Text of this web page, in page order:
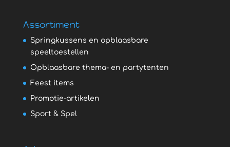
Assortiment
Springkussens en opblaasbare
speeltoestellen
Opblaasbare thema- en partytenten
Feest items
Promotie-artikelen
Sport & Spel